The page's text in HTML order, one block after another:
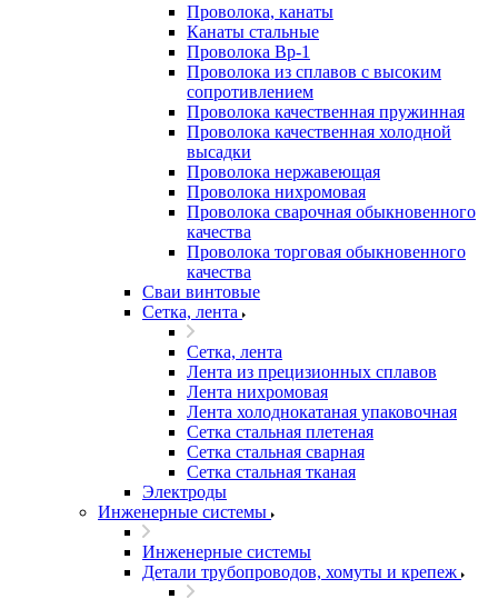
Проволока, канаты
Канаты стальные
Проволока Вр-1
Проволока из сплавов с высоким
сопротивлением
Проволока качественная пружинная
Проволока качественная холодной
высадки
Проволока нержавеющая
Проволока нихромовая
Проволока сварочная обыкновенного
качества
Проволока торговая обыкновенного
качества
Сваи винтовые
Сетка, лента
Сетка, лента
Лента из прецизионных сплавов
Лента нихромовая
Лента холоднокатаная упаковочная
Сетка стальная плетеная
Сетка стальная сварная
Сетка стальная тканая
Электроды
Инженерные системы
Инженерные системы
Детали трубопроводов, хомуты и крепеж